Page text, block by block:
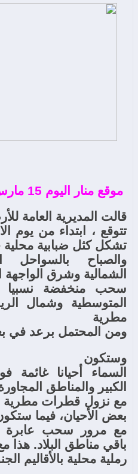
موقع منار اليوم 15 مارس 2021.
قالت المديرية العامة
تشكل كثل ضبابية محلية
والصباح بالسواحل
الشمالية وشرق
سحب منخفضة نسبيا
المتوسطية وشمال
مطرية
ومن المحتمل برعد في
وستكون
السماء أحيانا
الكبير والمناطق
مع نزول قطرات
بعض الأحيان، فيما
مع مرور سحب عابرة
باقي مناطق البلاد. هذا
رملية محلية بالأقاليم